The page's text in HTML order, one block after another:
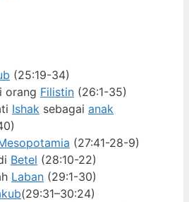
(25:19-34)
orang Filistin (26:1-35)
Ishak sebagai anak
(27:41-28-9)
Betel (28:10-22)
Laban (29:1-30)
(29:31–30:24)